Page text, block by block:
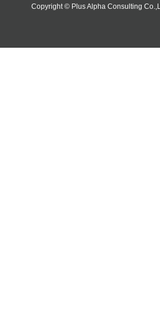
Copyright © Plus Alpha Consulting